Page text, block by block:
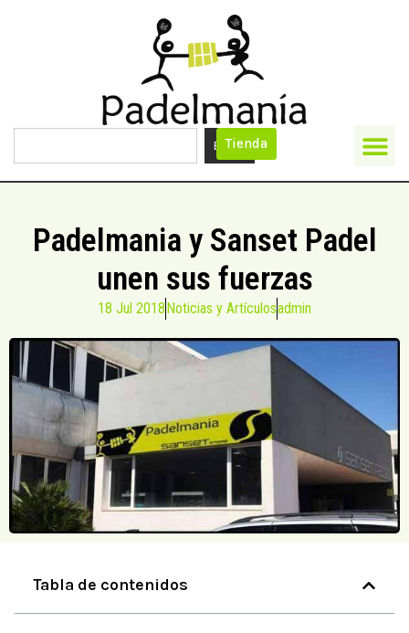
Buscar
Tienda
Padelmania y Sanset Padel
unen sus fuerzas
18 Jul 2018 Noticias y Artículosadmin
Tabla de contenidos